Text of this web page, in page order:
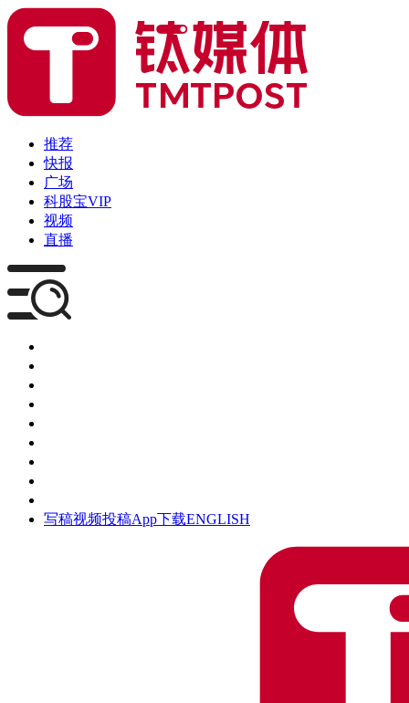
推荐
快报
广场
科股宝VIP
视频
直播
写稿视频投稿App下载ENGLISH